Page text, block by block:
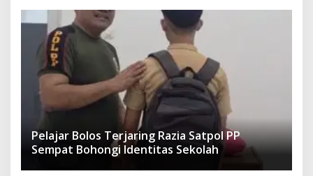
Pelajar Bolos Terjaring Razia Satpol PP
Sempat Bohongi Identitas Sekolah